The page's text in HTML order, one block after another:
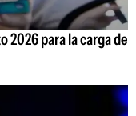
2026 para la carga de